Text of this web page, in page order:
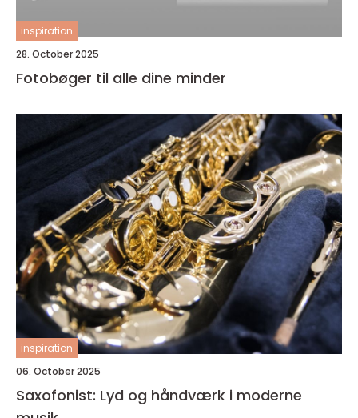
inspiration
28. October 2025
Fotobøger til alle dine minder
inspiration
06. October 2025
Saxofonist: Lyd og håndværk i moderne